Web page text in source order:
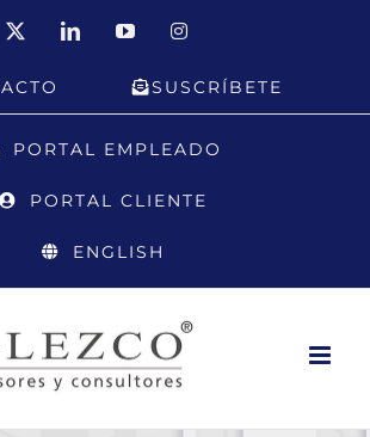
LinkedInYouTubeInstagram
SUSCRÍBETE
PORTAL EMPLEADO
PORTAL CLIENTE
ENGLISH